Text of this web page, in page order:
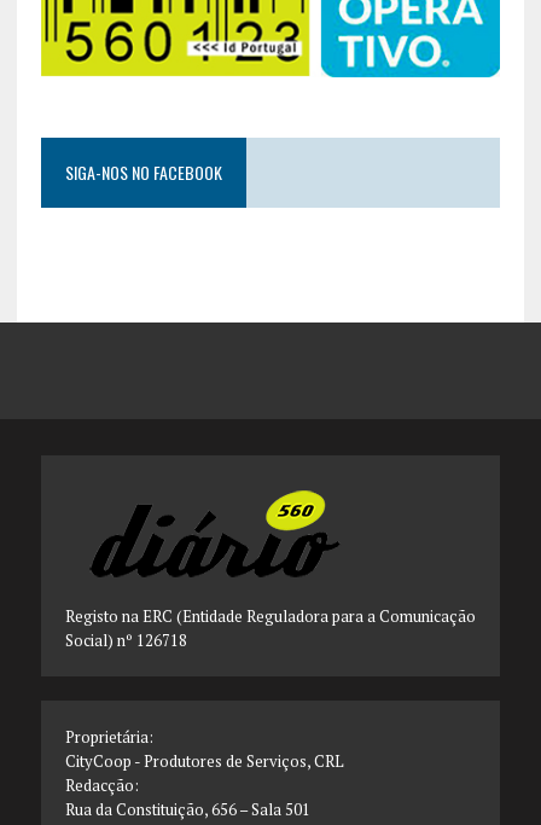
SIGA-NOS NO FACEBOOK
Registo na ERC (Entidade Reguladora para a Comunicação
Social) nº 126718
Proprietária:
CityCoop - Produtores de Serviços, CRL
Redacção:
Rua da Constituição, 656 – Sala 501